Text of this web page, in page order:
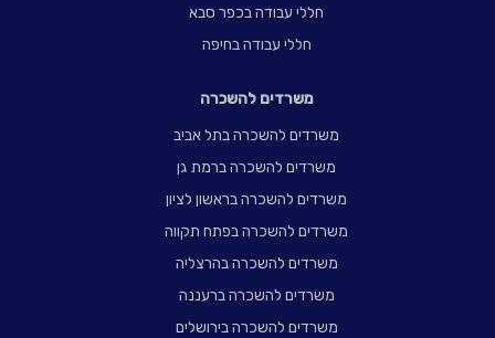
חללי עבודה בכפר סבא
חללי עבודה בחיפה
משרדים להשכרה
משרדים להשכרה בתל אביב
משרדים להשכרה ברמת גן
משרדים להשכרה בראשון לציון
משרדים להשכרה בפתח תקווה
משרדים להשכרה בהרצליה
משרדים להשכרה ברעננה
משרדים להשכרה בירושלים